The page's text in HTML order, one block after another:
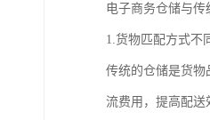
电子商务仓储与传
1.货物匹配方式不
传统的仓储是货物
流费用，提高配送